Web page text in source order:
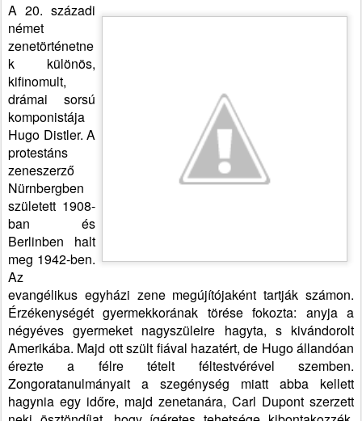
A 20. századi
német
zenetörténetne
k különös,
kifinomult,
drámai sorsú
komponistája
Hugo Distler. A
protestáns
zeneszerző
Nürnbergben
született 1908-
ban és
Berlinben halt
meg 1942-ben.
Az
evangélikus egyházi zene megújítójaként tartják számon.
Érzékenységét gyermekkorának törése fokozta: anyja a
négyéves gyermeket nagyszüleire hagyta, s kivándorolt
Amerikába. Majd ott szült fiával hazatért, de Hugo állandóan
érezte a félre tételt féltestvérével szemben.
Zongoratanulmányait a szegénység miatt abba kellett
hagynia egy időre, majd zenetanára, Carl Dupont szerzett